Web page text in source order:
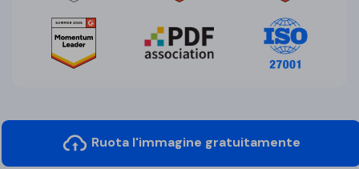
Ruota l'immagine gratuitamente